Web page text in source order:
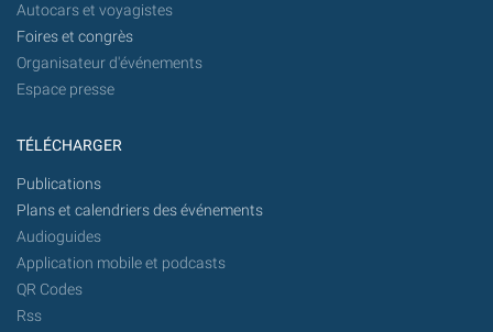
Autocars et voyagistes
Foires et congrès
Organisateur d'événements
Espace presse
TÉLÉCHARGER
Publications
Plans et calendriers des événements
Audioguides
Application mobile et podcasts
QR Codes
Rss